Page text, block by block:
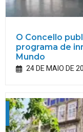
O Concello
programa de
Mundo
24 DE MAIO DE